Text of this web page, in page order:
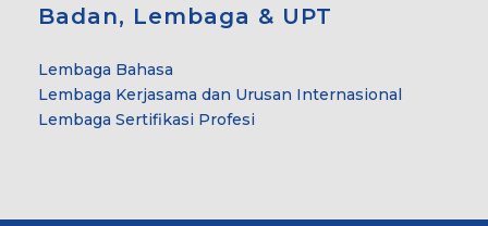
Badan, Lembaga & UPT
Lembaga Bahasa
Lembaga Kerjasama dan Urusan Internasional
Lembaga Sertifikasi Profesi